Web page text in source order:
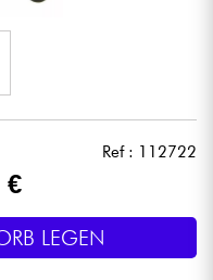
Ref : 112722
€
LEGEN